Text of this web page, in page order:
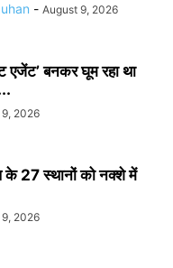
- August 9, 2026
एजेंट’ बनकर घूम रहा था
2026
27 स्थानों को नक्शे में
2026